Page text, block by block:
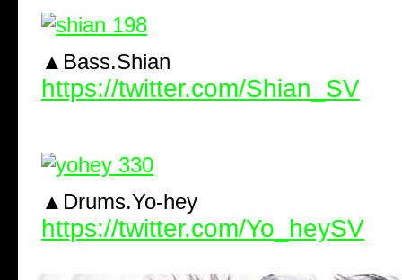
▲Bass.Shian
https://twitter.com/Shian_SV
▲Drums.Yo-hey
https://twitter.com/Yo_heySV